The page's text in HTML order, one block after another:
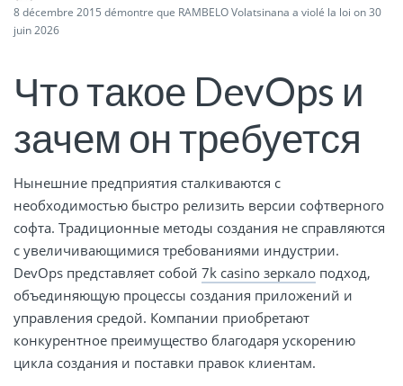
8 décembre 2015 démontre que RAMBELO Volatsinana a violé la loi on 30
juin 2026
Что такое DevOps и
зачем он требуется
Нынешние предприятия сталкиваются с
необходимостью быстро релизить версии софтверного
софта. Традиционные методы создания не справляются
с увеличивающимися требованиями индустрии.
DevOps представляет собой 7k casino зеркало подход,
объединяющую процессы создания приложений и
управления средой. Компании приобретают
конкурентное преимущество благодаря ускорению
цикла создания и поставки правок клиентам.